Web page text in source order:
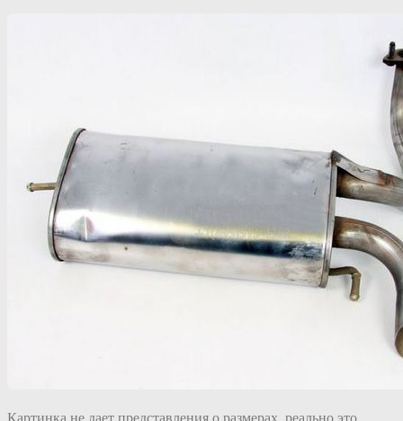
Картинка не дает представления о размерах, реально это